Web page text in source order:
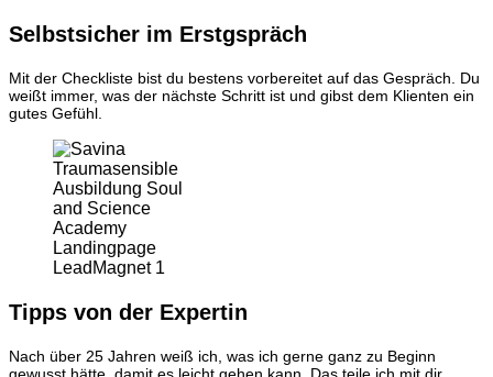
Selbstsicher im Erstgspräch
Mit der Checkliste bist du bestens vorbereitet auf das Gespräch. Du
weißt immer, was der nächste Schritt ist und gibst dem Klienten ein
gutes Gefühl.
Tipps von der Expertin
Nach über 25 Jahren weiß ich, was ich gerne ganz zu Beginn